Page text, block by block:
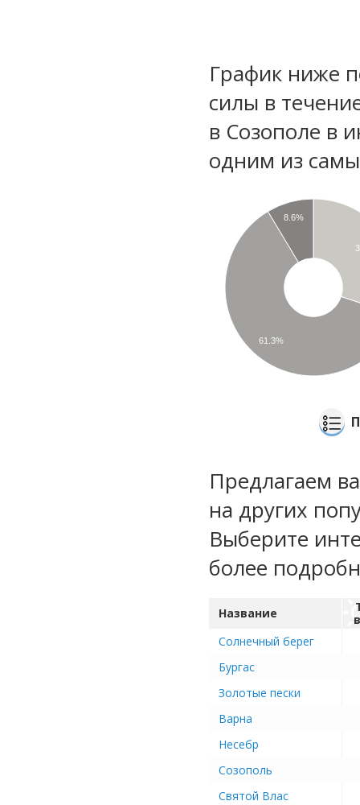
График ниже
силы в
в Созополе в
одним из
8.6%
61.3%
Предлагаем
на других
Выберите
более
Название
Солнечный берег
Бургас
Золотые пески
Варна
Несебр
Созополь
Святой Влас